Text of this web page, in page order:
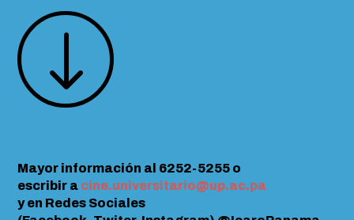
"
Mayor información al 6252-5255 o
escribir a cine.universitario@up.ac.pa
y en Redes Sociales